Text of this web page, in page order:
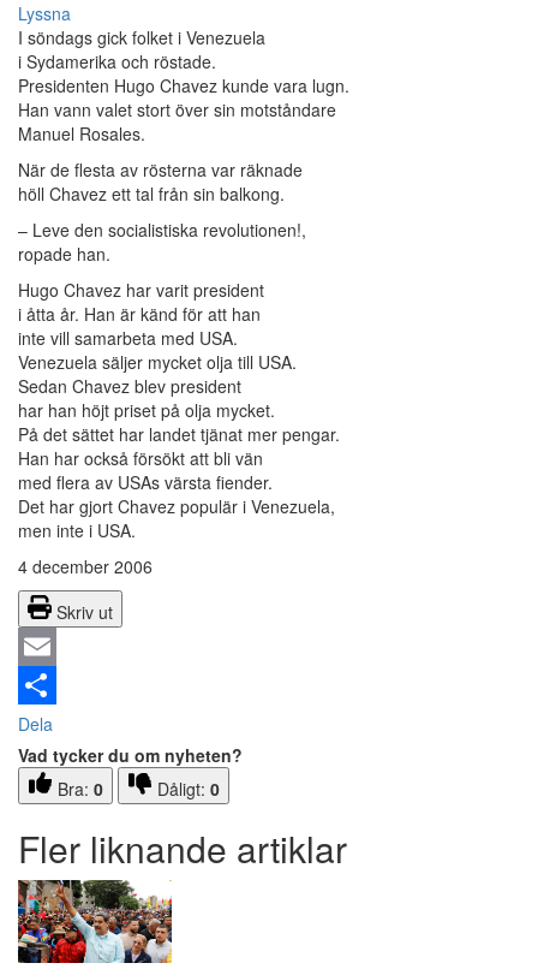
Lyssna
I söndags gick folket i Venezuela
i Sydamerika och röstade.
Presidenten Hugo Chavez kunde vara lugn.
Han vann valet stort över sin motståndare
Manuel Rosales.
När de flesta av rösterna var räknade
höll Chavez ett tal från sin balkong.
– Leve den socialistiska revolutionen!,
ropade han.
Hugo Chavez har varit president
i åtta år. Han är känd för att han
inte vill samarbeta med USA.
Venezuela säljer mycket olja till USA.
Sedan Chavez blev president
har han höjt priset på olja mycket.
På det sättet har landet tjänat mer pengar.
Han har också försökt att bli vän
med flera av USAs värsta fiender.
Det har gjort Chavez populär i Venezuela,
men inte i USA.
4 december 2006
Skriv ut
Email
Dela
Vad tycker du om nyheten?
Bra: 0 Dåligt: 0
Fler liknande artiklar